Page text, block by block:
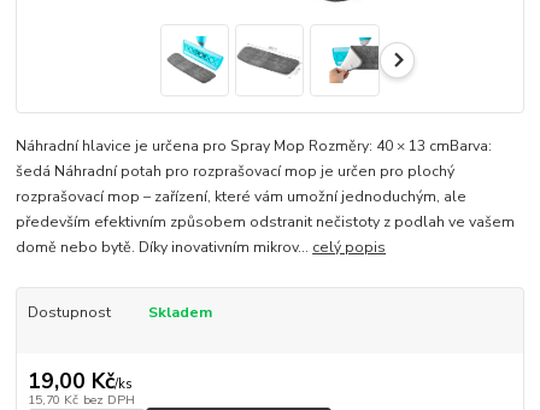
Náhradní hlavice je určena pro Spray Mop Rozměry: 40 × 13 cmBarva:
šedá Náhradní potah pro rozprašovací mop je určen pro plochý
rozprašovací mop – zařízení, které vám umožní jednoduchým, ale
především efektivním způsobem odstranit nečistoty z podlah ve vašem
domě nebo bytě. Díky inovativním mikrov... celý popis
Dostupnost Skladem
19,00 Kč/ks
15,70 Kč bez DPH